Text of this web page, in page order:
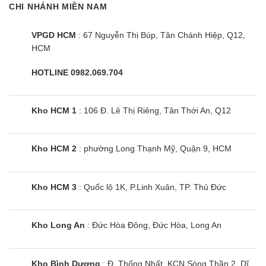
thị lớn.
Toàn bộ các sản phẩm đều được kiểm tra kỹ lưỡng trước khi
đưa đi phân phối khắp toàn quốc. Cam kết hàng mới 100%,
✅ Giá sản phẩm: Rẻ hơn siêu thị 30%
✅ Đảm bảo: Hàng chính hãng
✅ Hỗ trợ trả góp: Có
CHI NHÁNH MIỀN NAM
VPGD HCM : 67 Nguyễn Thị Búp, Tân Chánh Hiệp, Q12,
HCM
HOTLINE 0982.069.704
Kho HCM 1 : 106 Đ. Lê Thị Riêng, Tân Thới An, Q12
Kho HCM 2 : phường Long Thạnh Mỹ, Quận 9, HCM
Kho HCM 3 : Quốc lộ 1K, P.Linh Xuân, TP. Thủ Đức
Kho Long An : Đức Hòa Đông, Đức Hòa, Long An
Kho Bình Dương : Đ. Thống Nhất, KCN Sóng Thần 2, Dĩ